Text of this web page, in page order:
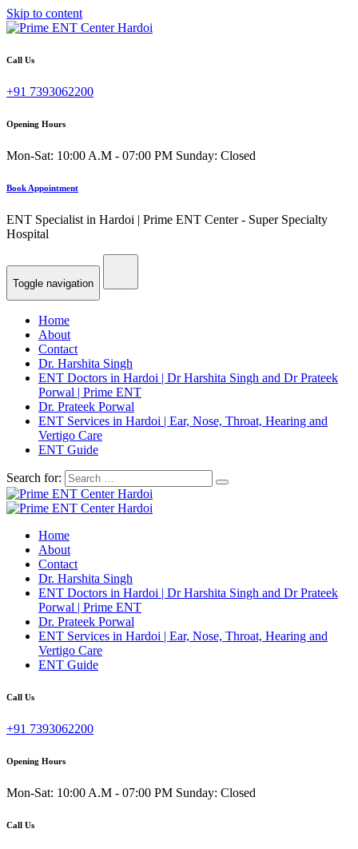
Skip to content
Call Us
+91 7393062200
Opening Hours
Mon-Sat: 10:00 A.M - 07:00 PM Sunday: Closed
Book Appointment
ENT Specialist in Hardoi | Prime ENT Center - Super Specialty
Hospital
Toggle navigation
Home
About
Contact
Dr. Harshita Singh
ENT Doctors in Hardoi | Dr Harshita Singh and Dr Prateek
Porwal | Prime ENT
Dr. Prateek Porwal
ENT Services in Hardoi | Ear, Nose, Throat, Hearing and
Vertigo Care
ENT Guide
Search for:
Home
About
Contact
Dr. Harshita Singh
ENT Doctors in Hardoi | Dr Harshita Singh and Dr Prateek
Porwal | Prime ENT
Dr. Prateek Porwal
ENT Services in Hardoi | Ear, Nose, Throat, Hearing and
Vertigo Care
ENT Guide
Call Us
+91 7393062200
Opening Hours
Mon-Sat: 10:00 A.M - 07:00 PM Sunday: Closed
Call Us